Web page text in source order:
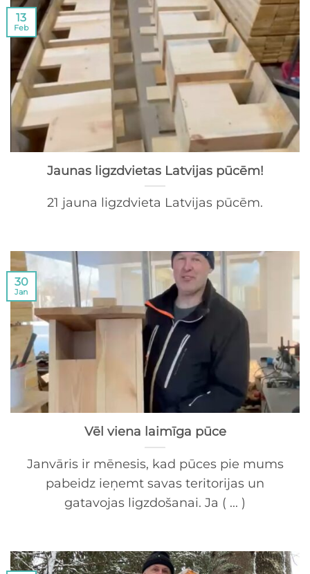
Jaunas ligzdvietas Latvijas pūcēm!
21 jauna ligzdvieta Latvijas pūcēm.
13
Feb
Vēl viena laimīga pūce
Janvāris ir mēnesis, kad pūces pie mums
pabeidz ieņemt savas teritorijas un
gatavojas ligzdošanai. Ja ( ... )
30
Jan